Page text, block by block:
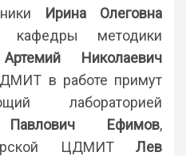
Ирина Олеговна
методики
Артемий Николаевич
в работе примут
лабораторией
Ефимов,
ЦДМИТ Лев